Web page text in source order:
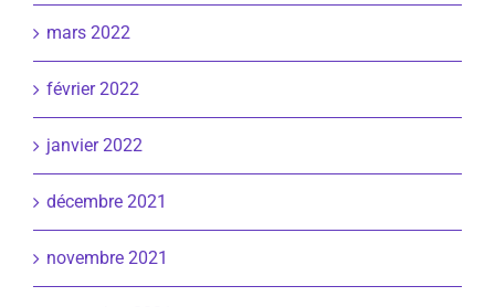
mars 2022
février 2022
janvier 2022
décembre 2021
novembre 2021